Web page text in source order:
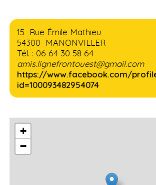
15 Rue Émile Mathieu
54300 MANONVILLER
Tél. : 06 64 30 58 64
amis.lignefrontouest@gmail.com
https://www.facebook.com/
id=100093482954074
+
−